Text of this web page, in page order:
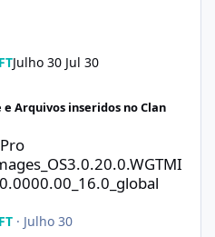
Julho 30 Jul 30
Arquivos inseridos no Clan
· Julho 30